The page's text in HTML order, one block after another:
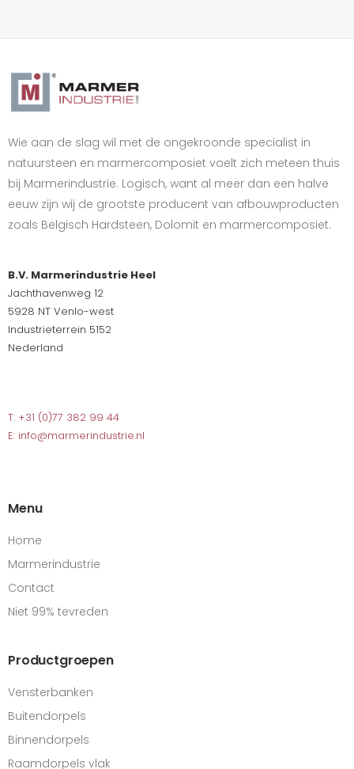
Wie aan de slag wil met de ongekroonde specialist in
natuursteen en marmercomposiet voelt zich meteen thuis
bij Marmerindustrie. Logisch, want al meer dan een halve
eeuw zijn wij de grootste producent van afbouwproducten
zoals Belgisch Hardsteen, Dolomit en marmercomposiet.
B.V. Marmerindustrie Heel
Jachthavenweg 12
5928 NT Venlo-west
Industrieterrein 5152
Nederland
T: +31 (0)77 382 99 44
E: info@marmerindustrie.nl
Menu
Home
Marmerindustrie
Contact
Niet 99% tevreden
Productgroepen
Vensterbanken
Buitendorpels
Binnendorpels
Raamdorpels vlak